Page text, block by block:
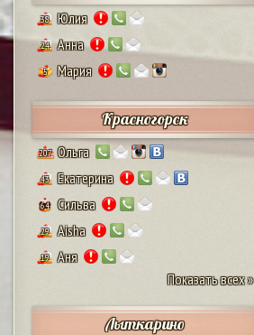
38 Юлия
24 Анна
5 Мария
Красногорск
207 Ольга
43 Екатерина
64 Сильва
29 Aisha
19
Аня
Показать всех »
Лыткарино